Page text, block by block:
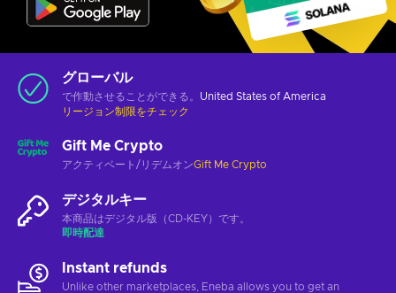
グローバル
で作動させることができる。 United States of America
リージョン制限をチェック
Gift Me Crypto
アクティベート/リデムオンGift Me Crypto
デジタルキー
本商品はデジタル版（CD-KEY）です。
即時配達
Instant refunds
Unlike other marketplaces, Eneba allows you to get an